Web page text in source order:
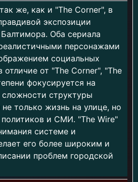
же, как и "The Corner", в
экспозиции
Оба сериала
персонажами
социальных
от "The Corner", "The
фокусируется на
структуры
только жизнь на улице, но
и СМИ. "The Wire"
системе и
его более широким и
проблем городской